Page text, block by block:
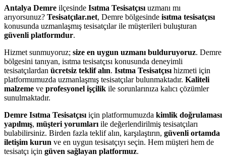
Antalya Demre ilçesinde Isıtma Tesisatçısı uzmanı mı
arıyorsunuz? Tesisatçılar.net, Demre bölgesinde isıtma tesisatçısı
konusunda uzmanlaşmış tesisatçılar ile müşterileri buluşturan
güvenli platformdur.
Hizmet sunmuyoruz; size en uygun uzmanı bulduruyoruz. Demre
bölgesini tanıyan, isıtma tesisatçısı konusunda deneyimli
tesisatçılardan ücretsiz teklif alın. Isıtma Tesisatçısı hizmeti için
platformumuzda uzmanlaşmış tesisatçılar bulunmaktadır. Kaliteli
malzeme ve profesyonel işçilik ile sorunlarınıza kalıcı çözümler
sunulmaktadır.
Demre Isıtma Tesisatçısı için platformumuzda kimlik doğrulaması
yapılmış, müşteri yorumları ile değerlendirilmiş tesisatçıları
bulabilirsiniz. Birden fazla teklif alın, karşılaştırın, güvenli ortamda
iletişim kurun ve en uygun tesisatçıyı seçin. Hem müşteri hem de
tesisatçı için güven sağlayan platformuz.